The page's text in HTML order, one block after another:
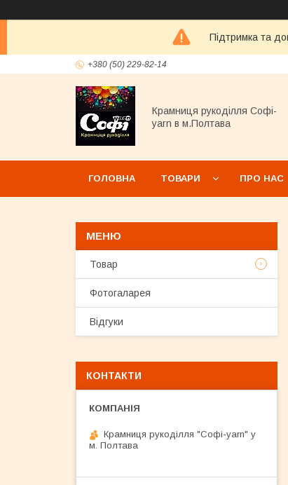
Підтримка та
+380 (50) 229-82-14
Крамниця рукоділля Софі-
yarn в м.Полтава
ГОЛОВНА ТОВАРИ ПРО НАС
Товар
Фотогаларея
Відгуки
КОНТАКТИ
Крамниця рукоділля "Софі-yarn" у
м. Полтава